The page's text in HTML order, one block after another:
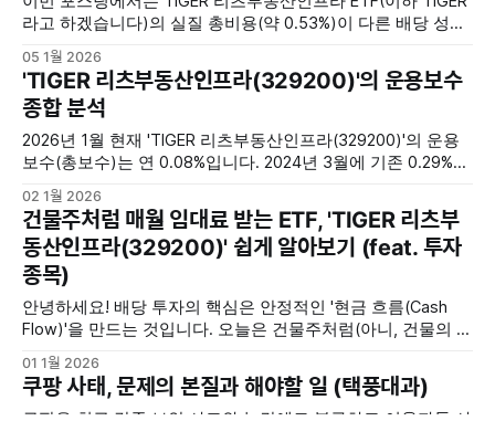
라고 하겠습니다)의 실질 총비용(약 0.53%)이 다른 배당 성향
의 ETF와 비교했을 때 어떤 수준인지, 그리고 2026년 현재 인
기 있는 주요 배당 ETF들과 함께 분석해보겠습니다. 먼저,
'TIGER 리츠부동산인프라 ETF'에 대해서는 아래의 포스팅에서
05 1월 2026
'TIGER 리츠부동산인프라(329200)'의 운용보수
종합 분석
2026년 1월 현재 'TIGER 리츠부동산인프라(329200)'의 운용
보수(총보수)는 연 0.08%입니다. 2024년 3월에 기존 0.29%에
서 인하된 수치입니다. 이것은 단순한 숫자를 넘어, 장기 투자
수익률을 결정짓는 핵심인데요. 리츠부동산인프라 ETF를 제
대로 활용할 수 있기 위해서는 이 수치가 갖는 구체적인 의미
와 숨겨진 비용을 정확하게 이해할 필요가
02 1월 2026
건물주처럼 매월 임대료 받는 ETF, 'TIGER 리츠부
동산인프라(329200)' 쉽게 알아보기 (feat. 투자
종목)
안녕하세요! 배당 투자의 핵심은 안정적인 '현금 흐름(Cash
Flow)'을 만드는 것입니다. 오늘은 건물주처럼(아니, 건물의 일
부일 망정 건물주 맞습니다) 매달 임대료같은 배당을 받을 수
있는 국내 대표 배당 ETF, 'TIGER 리츠부동산인프라
(329200)'에 대해 자세히 파헤쳐 보겠습니다. 1. TIGER 리츠부
01 1월 2026
쿠팡 사태, 문제의 본질과 해야할 일 (택풍대과)